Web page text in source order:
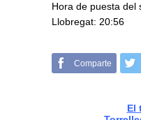
Hora de puesta del
Llobregat: 20:56
Comparte
El